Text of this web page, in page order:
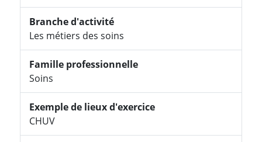
Branche d'activité
Les métiers des soins
Famille professionnelle
Soins
Exemple de lieux d'exercice
CHUV